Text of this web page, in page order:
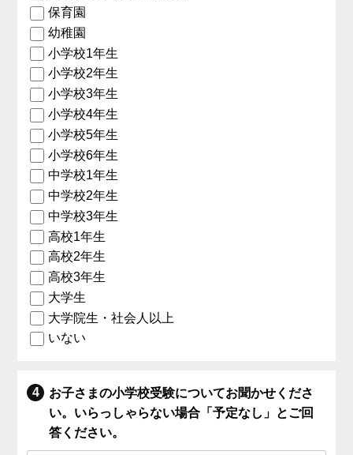
保育園
幼稚園
小学校1年生
小学校2年生
小学校3年生
小学校4年生
小学校5年生
小学校6年生
中学校1年生
中学校2年生
中学校3年生
高校1年生
高校2年生
高校3年生
大学生
大学院生・社会人以上
いない
お子さまの小学校受験についてお聞かせくださ
い。いらっしゃらない場合「予定なし」とご回
答ください。